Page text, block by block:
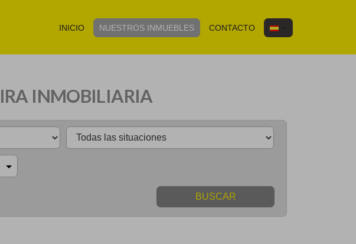
INICIO NUESTROS INMUEBLES CONTACTO
INMOBILIARIA
BUSCAR